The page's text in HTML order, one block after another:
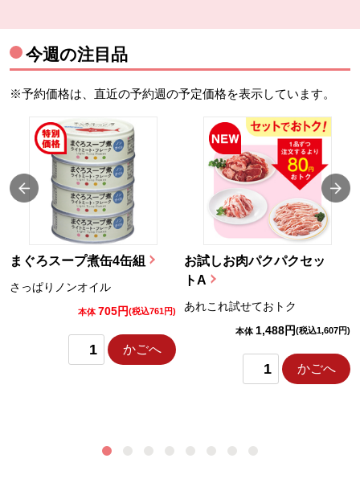
今週の注目品
※予約価格は、直近の予約週の予定価格を表示しています。
まぐろスープ煮缶4缶組
さっぱりノンオイル
本体 705円(税込761円)
かごへ
お試しお肉パクパクセッ
トA
あれこれ試せておトク
本体 1,488円(税込1,607円)
かごへ